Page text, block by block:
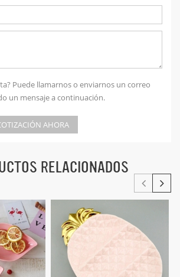
Puede llamarnos o enviarnos un correo
un mensaje a continuación.
AHORA
RELACIONADOS